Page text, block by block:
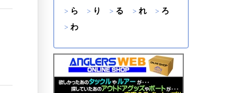
ら
り る れ
ろ
わ